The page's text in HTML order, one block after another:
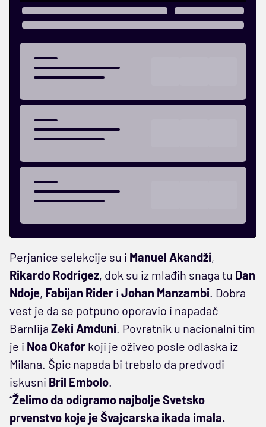
Perjanice selekcije su i Manuel Akandži,
Rikardo Rodrigez, dok su iz mlađih snaga tu Dan
Ndoje, Fabijan Rider i Johan Manzambi. Dobra
vest je da se potpuno oporavio i napadač
Barnlija Zeki Amduni. Povratnik u nacionalni tim
je i Noa Okafor koji je oživeo posle odlaska iz
Milana. Špic napada bi trebalo da predvodi
iskusni Bril Embolo.
“Želimo da odigramo najbolje Svetsko
prvenstvo koje je Švajcarska ikada imala.